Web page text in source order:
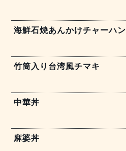
海鮮石焼あんかけチャーハン
竹筒入り台湾風チマキ
中華丼
麻婆丼